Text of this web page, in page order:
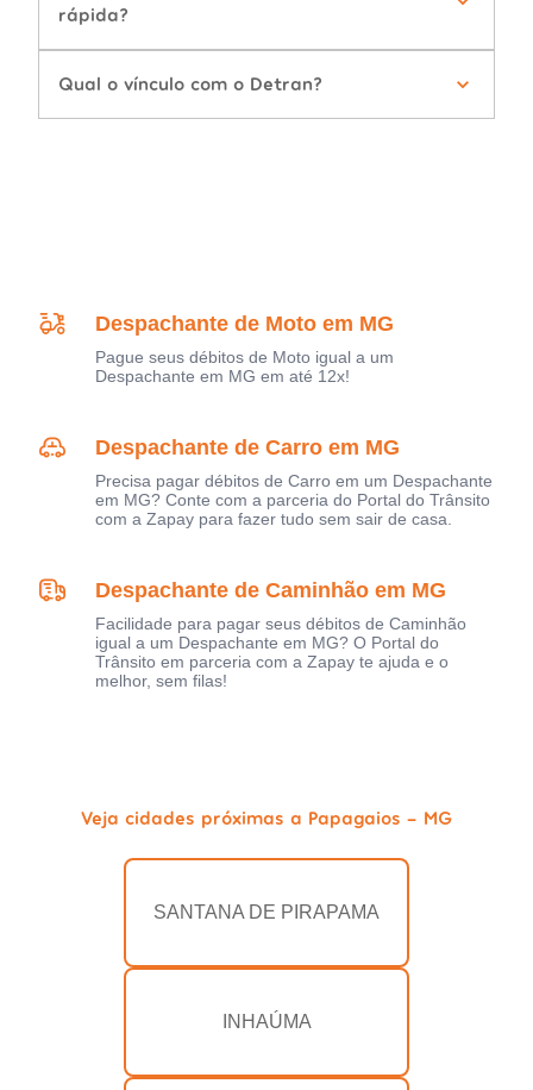
rápida?
Qual o vínculo com o Detran?
Despachante de Moto em MG
Pague seus débitos de Moto igual a um
Despachante em MG em até 12x!
Despachante de Carro em MG
Precisa pagar débitos de Carro em um Despachante
em MG? Conte com a parceria do Portal do Trânsito
com a Zapay para fazer tudo sem sair de casa.
Despachante de Caminhão em MG
Facilidade para pagar seus débitos de Caminhão
igual a um Despachante em MG? O Portal do
Trânsito em parceria com a Zapay te ajuda e o
melhor, sem filas!
Veja cidades próximas a Papagaios - MG
SANTANA DE PIRAPAMA
INHAÚMA